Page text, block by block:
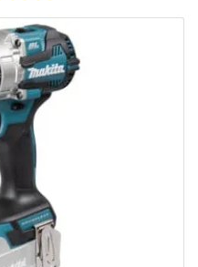
mm avec verrouillage
- S6, 45 mm, double
techniques: •
18 V • Pas de vitesse de
• Max. Couple de
• Réglage du couple
forage en bois max. 38
max. 13 mm • Tige de
du mandrin: 1,5 - 13
(EPTA): 1,5 - 1,8 kg •
H): 185 x 79 x 249 mm •
/ NI-MH / LI-ION): Li-ion